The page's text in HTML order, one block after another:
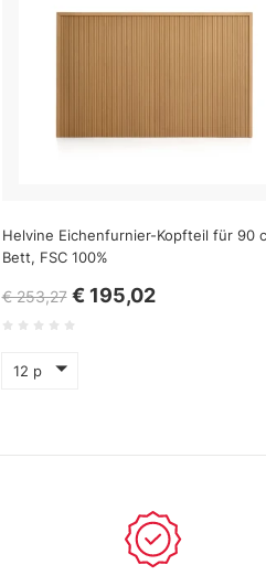
Helvine Eichenfurnier-Kopfteil für 90
Bett, FSC 100%
€ 253,27 € 195,02
12 p